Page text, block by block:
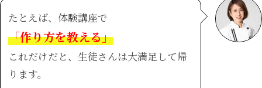
たとえば、体験講座で
「作り方を教える」
これだけだと、生徒さんは大満足して帰
ります。